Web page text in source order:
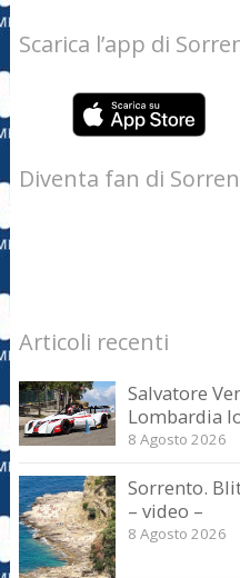
Scarica l’app di
Diventa fan di
Articoli recenti
Salvatore
Lombardia
8 Agosto 2026
Sorrento.
– video –
8 Agosto 2026